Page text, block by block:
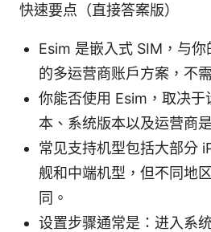
快速要点（直接答案版）
Esim 是嵌入式 SIM，与
的多运营商账户方案，不
你能否使用 Esim，取决于
本、系统版本以及运营商
常见支持机型包括大部分
舰和中端机型，但不同地
同。
设置步骤通常是：进入系